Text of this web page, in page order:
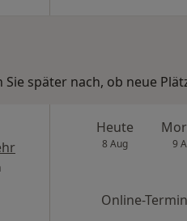
später nach, ob neue
Heute
8 Aug 9
Online-